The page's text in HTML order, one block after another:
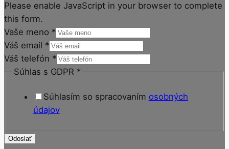
Please enable JavaScript in your browser to complete
this form.
Vaše meno *
Váš email *
Váš telefón *
Súhlas s GDPR *
Súhlasím so spracovaním osobných
údajov
Odoslať